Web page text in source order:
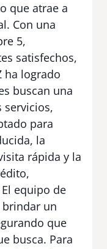
que atrae a
Con una
5,
satisfechos,
ha logrado
buscan una
servicios,
para
la
rápida y la
equipo de
brindar un
que
busca. Para